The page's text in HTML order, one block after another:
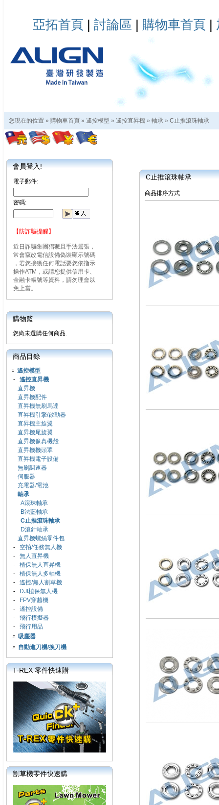
亞拓首頁 | 討論區 | 購物車首頁 |
您現在的位置 » 購物車首頁 » 遙控模型 » 遙控直昇機 » 軸承 » C止推滾珠軸承
會員登入!
電子郵件:
密碼:
【防詐騙提醒】
近日詐騙集團猖獗且手法囂張，
常會竄改電信設備偽裝顯示號碼
，若您接獲任何電話要您依指示
操作ATM，或請您提供信用卡、
金融卡帳號等資料，請勿理會以
免上當。
購物籃
您尚未選購任何商品.
商品目錄
遙控模型
- 遙控直昇機
直昇機
直昇機配件
直昇機無刷馬達
直昇機引擎/啟動器
直昇機主旋翼
直昇機尾旋翼
直昇機像真機殼
直昇機機頭罩
直昇機電子設備
無刷調速器
伺服器
充電器/電池
軸承
A滾珠軸承
B法藍軸承
C止推滾珠軸承
D滾針軸承
直昇機螺絲零件包
- 空拍/任務無人機
- 無人直昇機
- 植保無人直昇機
- 植保無人多軸機
- 遙控/無人割草機
-
DJI植保無人機
-
FPV穿越機
- 遙控設備
- 飛行模擬器
- 飛行用品
吸塵器
自動進刀機/換刀機
T-REX 零件快速購
割草機零件快速購
C止推滾珠軸承
商品排序方式